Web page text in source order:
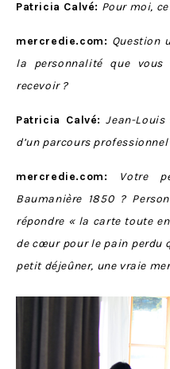
Patricia Calvé: Pour moi,
mercredie.com: Question
la personnalité que
recevoir ?
Patricia Calvé: Jean-
d’un parcours
mercredie.com:
Votre
Baumanière 1850 ?
répondre « la carte toute
de cœur pour le pain perdu
petit déjeûner, une vraie